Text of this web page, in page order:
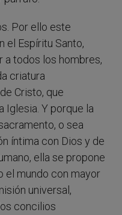
Por ello este
el Espíritu Santo,
a todos los hombres,
criatura
Cristo, que
Iglesia. Y porque la
o sea
íntima con Dios y de
ella se propone
el mundo con mayor
universal,
concilios